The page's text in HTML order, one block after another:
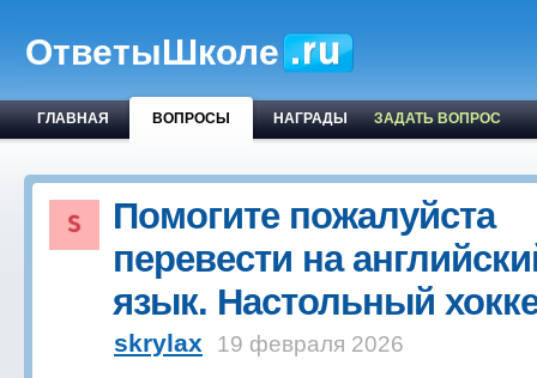
ОтветыШколе
ГЛАВНАЯ ВОПРОСЫ НАГРАДЫ ЗАДАТЬ ВОПРОС
Помогите пожалуйста
перевести на
язык. Настольный
skrylax 19 февраля 2026